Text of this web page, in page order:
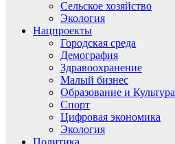
Сельское хозяйство
Экология
Нацпроекты
Городская среда
Демография
Здравоохранение
Малый бизнес
Образование и Культура
Спорт
Цифровая экономика
Экология
Политика